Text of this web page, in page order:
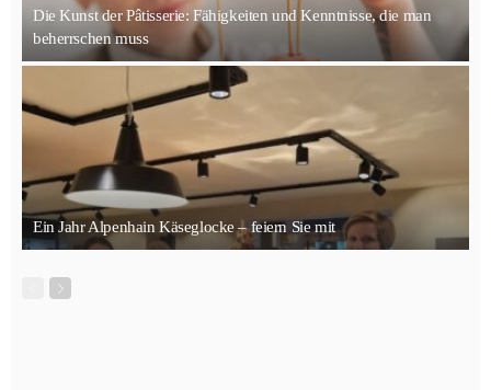
Die Kunst der Pâtisserie: Fähigkeiten und Kenntnisse, die man
beherrschen muss
Ein Jahr Alpenhain Käseglocke – feiern Sie mit